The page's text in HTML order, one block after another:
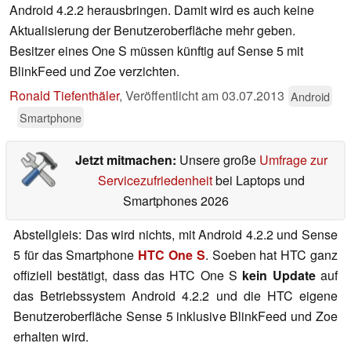
Android 4.2.2 herausbringen. Damit wird es auch keine
Aktualisierung der Benutzeroberfläche mehr geben.
Besitzer eines One S müssen künftig auf Sense 5 mit
BlinkFeed und Zoe verzichten.
Ronald Tiefenthäler, Veröffentlicht am03.07.2013 Android
Smartphone
Jetzt mitmachen: Unsere große Umfrage zur
Servicezufriedenheitbei Laptops und
Smartphones 2026
Abstellgleis: Das wird nichts, mit Android 4.2.2 und Sense
5 für das Smartphone HTC One S. Soeben hat HTC ganz
offiziell bestätigt, dass das HTC One S kein Updateauf
das Betriebssystem Android 4.2.2 und die HTC eigene
Benutzeroberfläche Sense 5 inklusive BlinkFeed und Zoe
erhalten wird.